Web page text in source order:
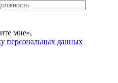
мне»,
персональных данных